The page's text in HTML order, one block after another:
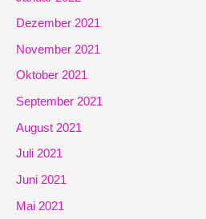
Dezember 2021
November 2021
Oktober 2021
September 2021
August 2021
Juli 2021
Juni 2021
Mai 2021